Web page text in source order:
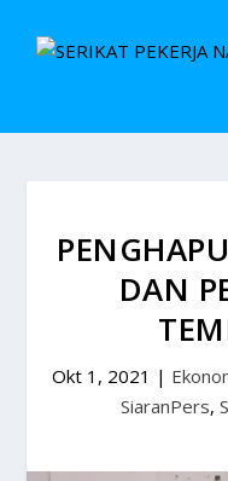
DAN
Okt 1, 2021 |
SiaranPers,